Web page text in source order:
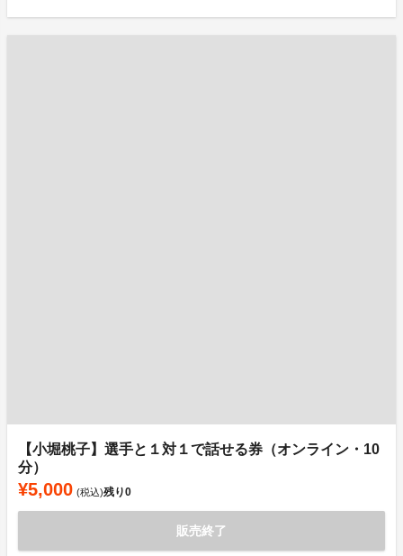
【小堀桃子】選手と１対１で話せる券（オンライン・10
分）
¥5,000 (税込)残り0
販売終了